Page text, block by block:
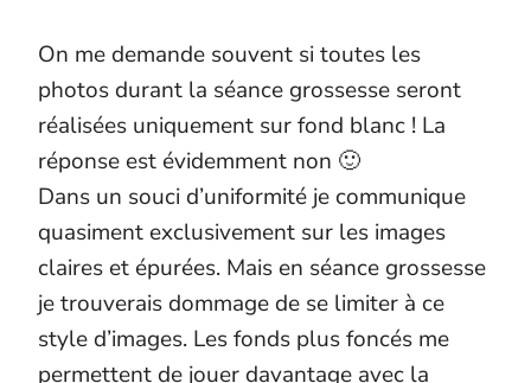
On me demande souvent si toutes les
photos durant la séance grossesse seront
réalisées uniquement sur fond blanc ! La
réponse est évidemment non 🙂
Dans un souci d’uniformité je communique
quasiment exclusivement sur les images
claires et épurées. Mais en séance grossesse
je trouverais dommage de se limiter à ce
style d’images. Les fonds plus foncés me
permettent de jouer davantage avec la